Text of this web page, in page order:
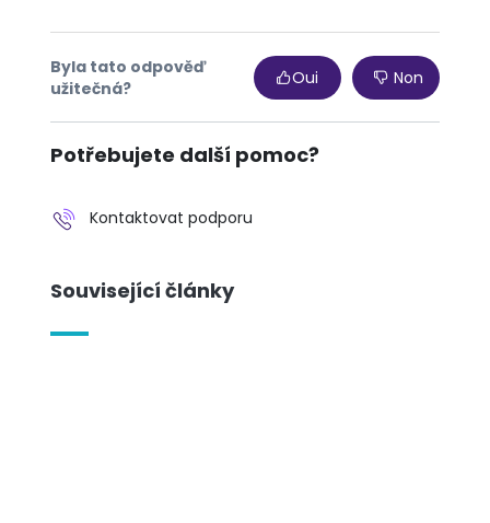
Byla tato odpověď
užitečná?
Oui Non
Potřebujete další pomoc?
Kontaktovat podporu
Související články